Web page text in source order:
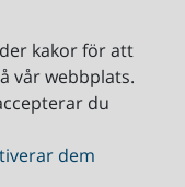
kakor för att
vår webbplats.
du
dem